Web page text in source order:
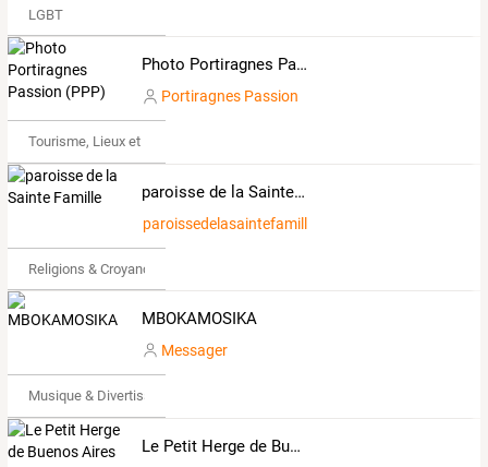
LGBT
Photo Portiragnes Passion (PPP)
Portiragnes Passion
Tourisme, Lieux et Événements
paroisse de la Sainte Famille
paroissedelasaintefamille
Religions & Croyances
MBOKAMOSIKA
Messager
Musique & Divertissements
Le Petit Herge de Buenos Aires 2026. Tout sur l'Argentine